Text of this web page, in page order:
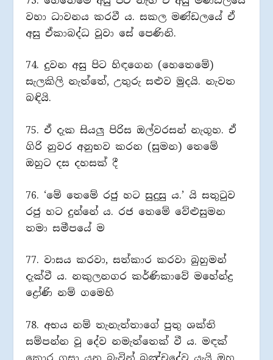
වහා ධාවනය කරවී ය. සකල මණ්ඩලයේ ඒ
අසු ඒකාබද්ධ වූවා සේ පෙණිනි.
74. දුවන අසු පිට හිඳගෙන (හෙතෙමේ)
සැලකිලි නැත්තේ, උතුරු සළුව මුදයි. නැවත
බඳියි.
75. ඒ දැක සියලු පිරිස ඔල්වරසන් නැගූහ. ඒ
ගිරි නුවර අනුභව කරන (සුමන) තෙමේ
ඔහුට දස දහසක් දී
76. ‘මේ තෙමේ රජු හට සුදුසු ය.’ යි සතුටුව
රජු හට දුන්නේ ය. රජ තෙමේ වේළුසුමන
තමා සමීපයේ ම
77. වාසය කරවා, සත්කාර කරවා බුහුමන්
දැක්වී ය. නකුලනගර කර්ණිකාවේ මහේන්ද්‍ර
ද්‍රෝණි නම් ගමෙහි
78. අභය නම් තැනැත්තාගේ පුතු ශක්ති
සම්පන්න වූ දේව නමැත්තෙක් වී ය. මඳක්